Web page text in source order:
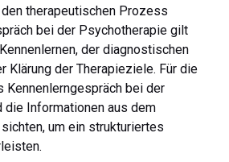
therapeutischen Prozess
bei der Psychotherapie gilt
der diagnostischen
Klärung der Therapieziele. Für die
Kennenlerngespräch bei der
die Informationen aus dem
um ein strukturiertes